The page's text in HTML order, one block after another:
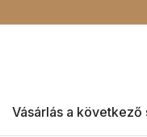
Vásárlás a következő